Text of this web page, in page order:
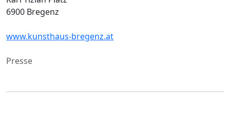
6900 Bregenz
www.kunsthaus-bregenz.at
Presse